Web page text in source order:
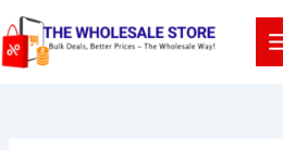
Skip
to
content